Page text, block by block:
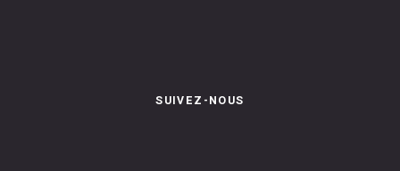
SUIVEZ-NOUS